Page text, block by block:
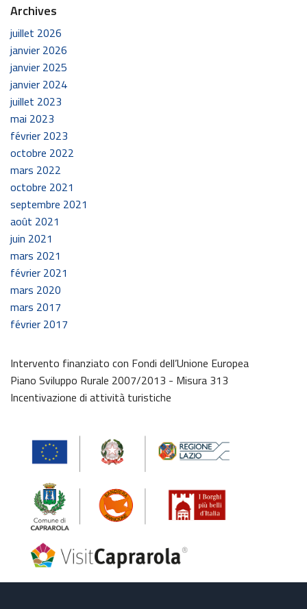
Archives
juillet 2026
janvier 2026
janvier 2025
janvier 2024
juillet 2023
mai 2023
février 2023
octobre 2022
mars 2022
octobre 2021
septembre 2021
août 2021
juin 2021
mars 2021
février 2021
mars 2020
mars 2017
février 2017
Intervento finanziato con Fondi dell’Unione Europea
Piano Sviluppo Rurale 2007/2013 - Misura 313
Incentivazione di attività turistiche